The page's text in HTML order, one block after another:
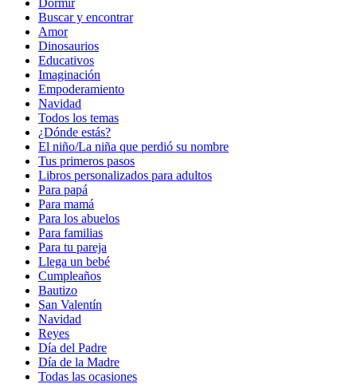
Dormir
Buscar y encontrar
Amor
Dinosaurios
Educativos
Imaginación
Empoderamiento
Navidad
Todos los temas
¿Dónde estás?
El niño/La niña que perdió su nombre
Tus primeros pasos
Libros personalizados para adultos
Para papá
Para mamá
Para los abuelos
Para familias
Para tu pareja
Llega un bebé
Cumpleaños
Bautizo
San Valentín
Navidad
Reyes
Día del Padre
Día de la Madre
Todas las ocasiones